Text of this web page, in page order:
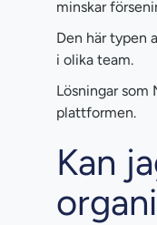
minskar
Den här typen
i olika team.
Lösningar som
plattformen.
Kan